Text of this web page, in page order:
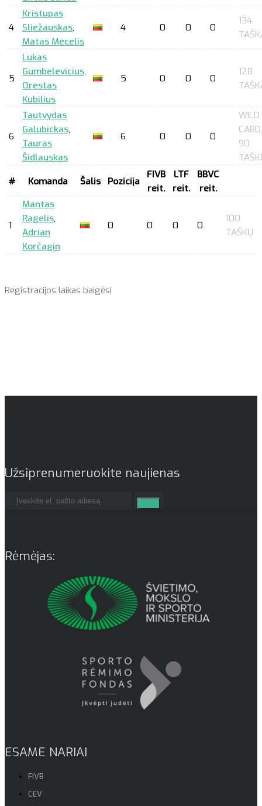
4
Kristupas
Sliežauskas,
Matas Mecelis
4 0 0 0
134
5
Lukas
Gumbelevicius,
Orestas
Kubilius
5 0 0 0
128
6
Tautvydas
Galubickas,
Tauras
Šidlauskas
6 0 0 0
WILD
CARD,
90
# Komanda Šalis Pozicija
FIVB
reit.
LTF
reit.
BBVC
reit.
1
Mantas
Ragelis,
Adrian
Korčagin
0 0 0 0
100
TAŠKŲ
Registracijos laikas baigėsi
Užsiprenumeruokite naujienas
Rėmėjas:
ESAME NARIAI
FIVB
CEV